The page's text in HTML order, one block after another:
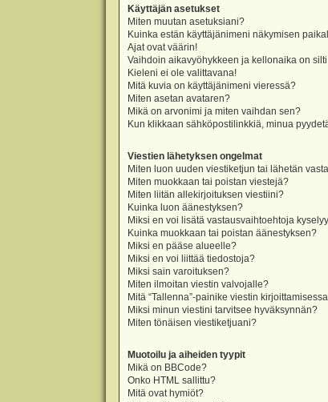
Käyttäjän asetukset
Miten muutan asetuksiani?
Kuinka estän käyttäjänimeni näkymisen
Ajat ovat väärin!
Vaihdoin aikavyöhykkeen ja kellonaika on
Kieleni ei ole valittavana!
Mitä kuvia on käyttäjänimeni vieressä?
Miten asetan avataren?
Mikä on arvonimi ja miten vaihdan sen?
Kun klikkaan sähköpostilinkkiä, minua
Viestien lähetyksen ongelmat
Miten luon uuden viestiketjun tai lähetän
Miten muokkaan tai poistan viestejä?
Miten liitän allekirjoituksen viestiini?
Kuinka luon äänestyksen?
Miksi en voi lisätä vastausvaihtoehtoja
Kuinka muokkaan tai poistan äänestyksen?
Miksi en pääse alueelle?
Miksi en voi liittää tiedostoja?
Miksi sain varoituksen?
Miten ilmoitan viestin valvojalle?
Mitä “Tallenna”-painike viestin
Miksi minun viestini tarvitsee hyväksynnän?
Miten tönäisen viestiketjuani?
Muotoilu ja aiheiden tyypit
Mikä on BBCode?
Onko HTML sallittu?
Mitä ovat hymiöt?